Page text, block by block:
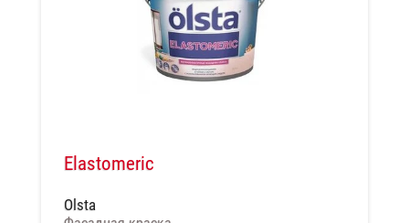
Elastomeric
Olsta